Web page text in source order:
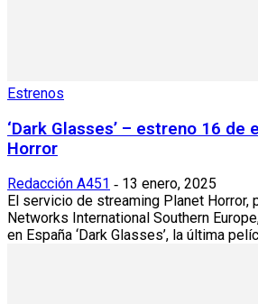
Estrenos
‘Dark Glasses’ – estreno 16 de
Horror
Redacción A451 - 13 enero, 2025
El servicio de streaming Planet Horror,
Networks International Southern
en España ‘Dark Glasses’, la última